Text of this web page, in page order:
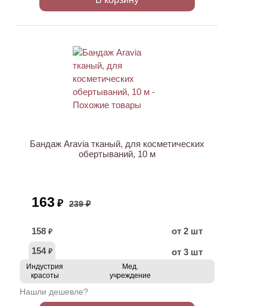
Бандаж Aravia тканый, для косметических
обертываний, 10 м
163 ₽ 239 ₽
158 ₽
от 2 шт
154 ₽ от 3 шт
Индустрия
красоты
Мед.
учреждение
Нашли дешевле?